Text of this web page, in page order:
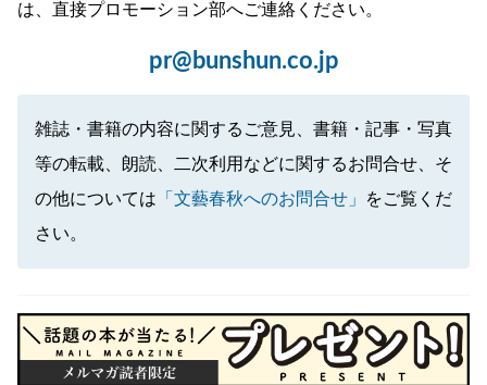
は、直接プロモーション部へご連絡ください。
pr@bunshun.co.jp
雑誌・書籍の内容に関するご意見、書籍・記事・写真
等の転載、朗読、二次利用などに関するお問合せ、そ
の他については 「文藝春秋へのお問合せ」
をご覧くだ
さい。